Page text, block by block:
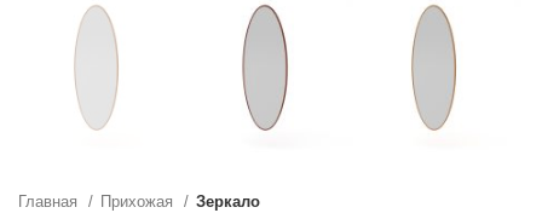
Главная Прихожая Зеркало